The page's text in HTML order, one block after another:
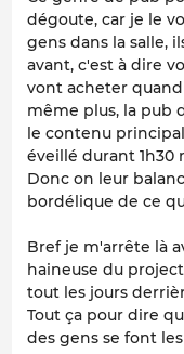
dégoute, car je le
gens dans la salle,
avant, c'est à dire
vont acheter
même plus, la pub
le contenu
éveillé durant 1h30
Donc on leur
bordélique de ce
Bref je m'arrête là
haineuse du
tout les jours
Tout ça pour dire
des gens se font